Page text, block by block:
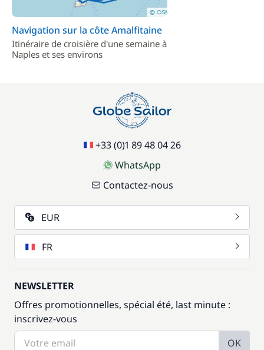
Navigation sur la côte Amalfitaine
Itinéraire de croisière d'une semaine à
Naples et ses environs
+33 (0)1 89 48 04 26
WhatsApp
Contactez-nous
EUR
FR
NEWSLETTER
Offres promotionnelles, spécial été, last minute :
inscrivez-vous
OK